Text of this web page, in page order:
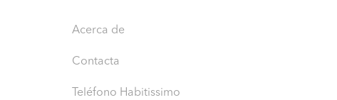
Acerca de
Contacta
Teléfono Habitissimo